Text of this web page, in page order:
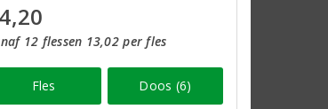
12 flessen 13,02 per fles
Fles Doos (6)